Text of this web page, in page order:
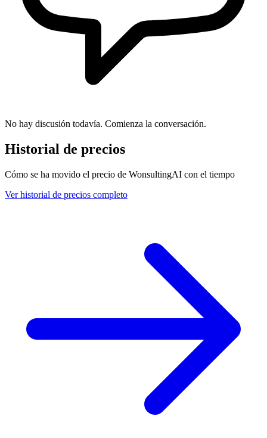
No hay discusión todavía. Comienza la conversación.
Historial de precios
Cómo se ha movido el precio de WonsultingAI con el tiempo
Ver historial de precios completo